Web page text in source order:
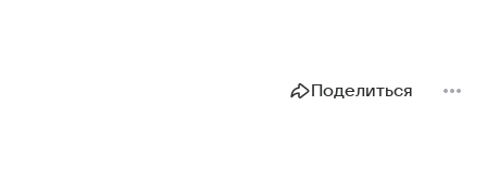
Поделиться